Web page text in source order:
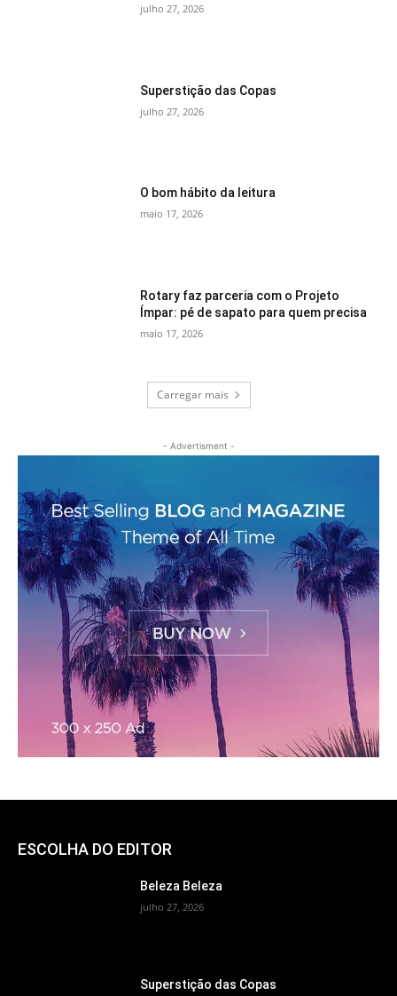
julho 27, 2026
Superstição das Copas
julho 27, 2026
O bom hábito da leitura
maio 17, 2026
Rotary faz parceria com o Projeto
Ímpar: pé de sapato para quem precisa
maio 17, 2026
Carregar mais
- Advertisment -
ESCOLHA DO EDITOR
Beleza Beleza
julho 27, 2026
Superstição das Copas